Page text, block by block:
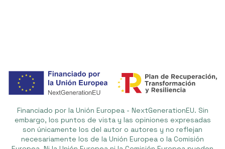
Financiado por la Unión Europea - NextGenerationEU. Sin
embargo, los puntos de vista y las opiniones expresadas
son únicamente los del autor o autores y no reflejan
necesariamente los de la Unión Europea o la Comisión